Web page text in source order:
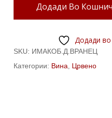
Додади Во
Додади
SKU: ИМАКОБ.Д.ВРАНЕЦ
Категории: Вина Црвено